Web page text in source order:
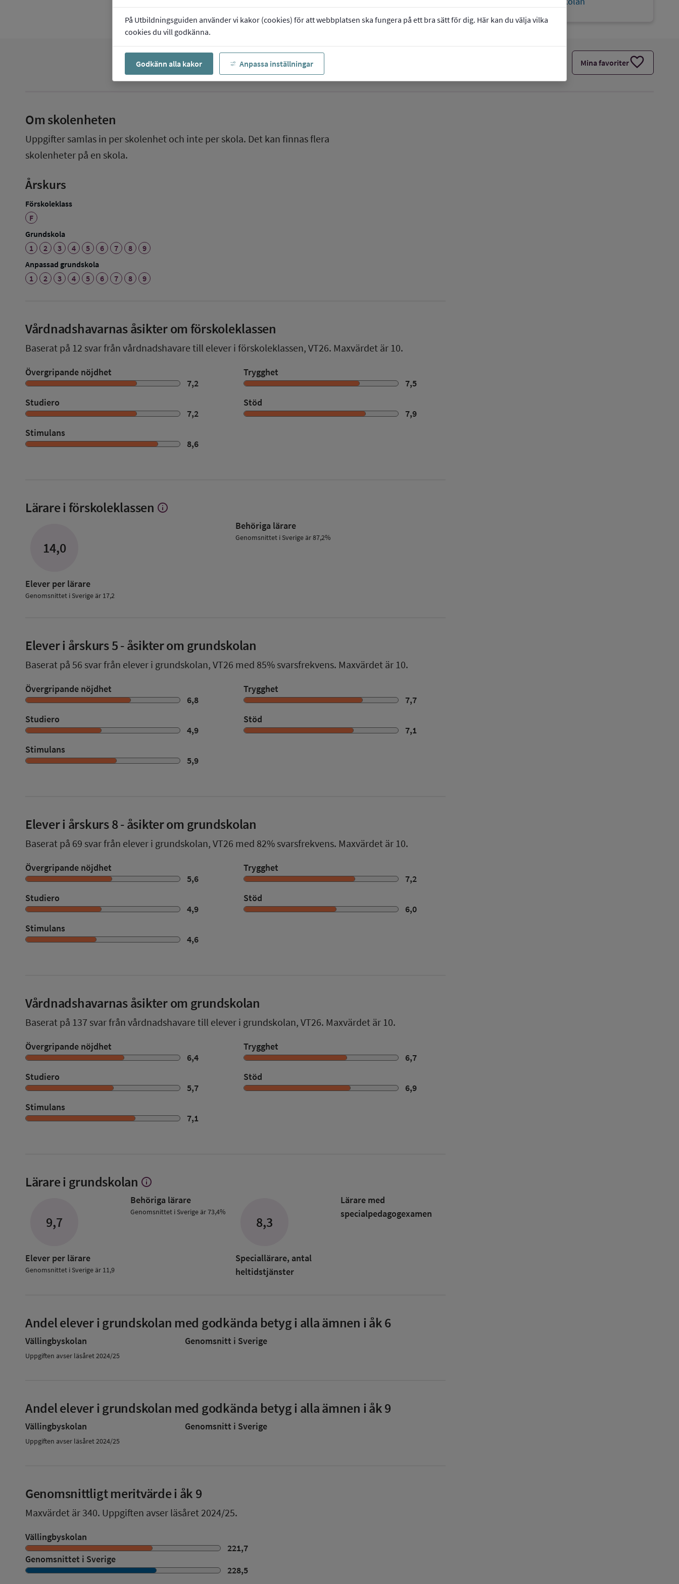
På Utbildningsguiden använder vi kakor (cookies) för att webbplatsen ska fungera på ett bra sätt för dig. Här kan du välja vilka
cookies du vill godkänna.
Godkänn alla kakor Anpassa inställningar Mina favoriterfavorite
Om skolenheten
Uppgifter samlas in per skolenhet och inte per skola. Det kan finnas flera
skolenheter på en skola.
Årskurs
Förskoleklass
F
Grundskola
1
2 3 4 5 6 7 8
9
Anpassad grundskola
1
2 3 4 5 6 7 8 9
Vårdnadshavarnas åsikter om förskoleklassen
Baserat på 12 svar från vårdnadshavare till elever i förskoleklassen, VT26. Maxvärdet är 10.
Övergripande nöjdhet
7,2
Trygghet
7,5
Studiero
7,2
Stöd
7,9
Stimulans
8,6
Lärare i förskoleklassen Visa
info
14,0
Elever per lärare
Genomsnittet i Sverige är 17,2
Behöriga lärare
Genomsnittet i Sverige är 87,2%
Elever i årskurs 5- åsikter om grundskolan
Baserat på 56 svar från elever i grundskolan, VT26 med 85% svarsfrekvens. Maxvärdet är 10.
Övergripande nöjdhet
6,8
Trygghet
7,7
Studiero
4,9
Stöd
7,1
Stimulans
5,9
Elever i årskurs 8- åsikter om grundskolan
Baserat på 69 svar från elever i grundskolan, VT26 med 82% svarsfrekvens. Maxvärdet är 10.
Övergripande nöjdhet
5,6
Trygghet
7,2
Studiero
4,9
Stöd
6,0
Stimulans
4,6
Vårdnadshavarnas åsikter om grundskolan
Baserat på 137 svar från vårdnadshavare till elever i grundskolan, VT26. Maxvärdet är 10.
Övergripande nöjdhet
6,4
Trygghet
6,7
Studiero
5,7
Stöd
6,9
Stimulans
7,1
Lärare i grundskolan Visa
om
Lärare
info
9,7
Elever per lärare
Genomsnittet i Sverige är 11,9
Behöriga lärare
Genomsnittet i Sverige är 73,4%
8,3
Speciallärare, antal
heltidstjänster
Lärare med
specialpedagog­examen
Andel elever i grundskolan med godkända betyg i alla ämnen i åk 6
Vällingbyskolan Genomsnitt i Sverige
Uppgiften avser läsåret 2024/25
Andel elever i grundskolan med godkända betyg i alla ämnen i åk 9
Vällingbyskolan Genomsnitt i Sverige
Uppgiften avser läsåret 2024/25
Genomsnittligt meritvärde i åk 9
Maxvärdet är 340. Uppgiften avser läsåret 2024/25.
Vällingbyskolan
221,7
Genomsnittet i Sverige
228,5